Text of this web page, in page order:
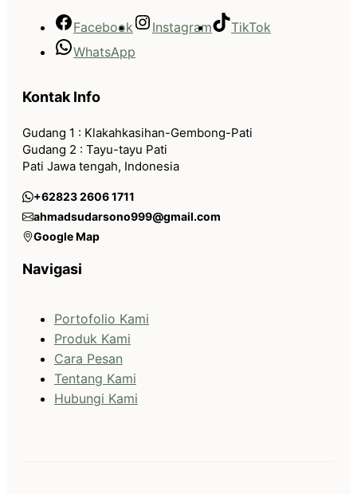
Facebook Instagram
TikTok
WhatsApp
Kontak Info
Gudang 1 : Klakahkasihan-Gembong-Pati
Gudang 2 : Tayu-tayu Pati
Pati Jawa tengah, Indonesia
+62823 2606 1711
ahmadsudarsono999@gmail.com
Google Map
Navigasi
Portofolio Kami
Produk Kami
Cara Pesan
Tentang Kami
Hubungi Kami